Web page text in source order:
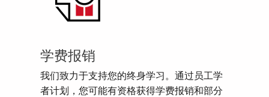
学费报销
我们致力于支持您的终身学习。通过员工学
者计划，您可能有资格获得学费报销和部分